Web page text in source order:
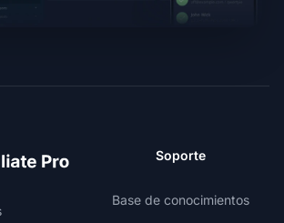
Soporte
Base de conocimientos